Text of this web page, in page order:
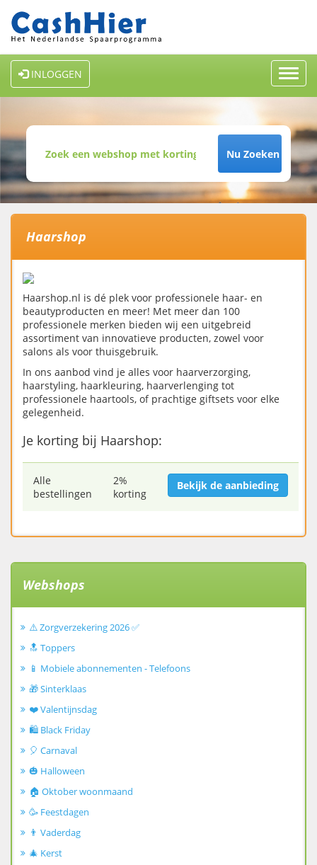
INLOGGEN
Nu Zoeken
Haarshop
Haarshop.nl is dé plek voor professionele haar- en
beautyproducten en meer! Met meer dan 100
professionele merken bieden wij een uitgebreid
assortiment van innovatieve producten, zowel voor
salons als voor thuisgebruik.
In ons aanbod vind je alles voor haarverzorging,
haarstyling, haarkleuring, haarverlenging tot
professionele haartools, of prachtige giftsets voor elke
gelegenheid.
Je korting bij Haarshop:
Alle
bestellingen
2%
korting
Bekijk de aanbieding
Webshops
⚠️ Zorgverzekering 2026 ✅
🔝 Toppers
📱 Mobiele abonnementen - Telefoons
🎁 Sinterklaas
❤️ Valentijnsdag
🛍️ Black Friday
🎈 Carnaval
🎃 Halloween
🏠 Oktober woonmaand
🥳 Feestdagen
👨 Vaderdag
🎄 Kerst